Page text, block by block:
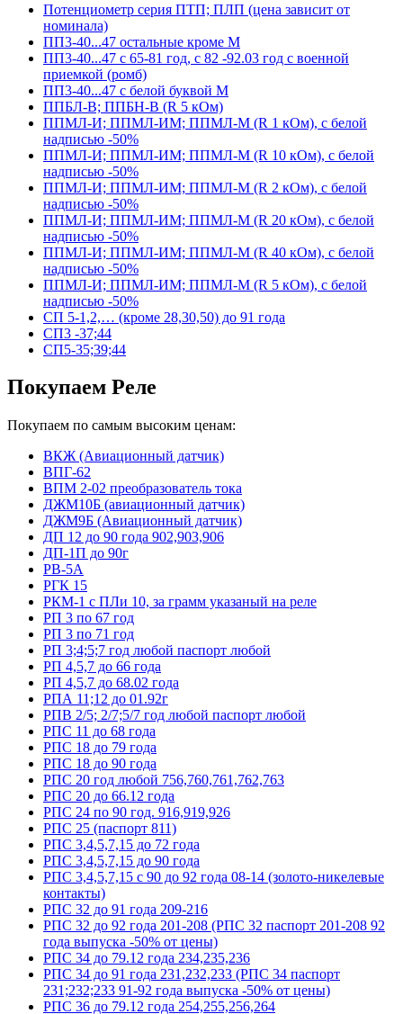
Потенциометр серия ПТП; ПЛП (цена зависит от
номинала)
ПП3-40...47 остальные кроме М
ПП3-40...47 с 65-81 год, с 82 -92.03 год с военной
приемкой (ромб)
ПП3-40...47 с белой буквой М
ППБЛ-В; ППБН-В (R 5 кОм)
ППМЛ-И; ППМЛ-ИМ; ППМЛ-М (R 1 кОм), с белой
надписью -50%
ППМЛ-И; ППМЛ-ИМ; ППМЛ-М (R 10 кОм), с белой
надписью -50%
ППМЛ-И; ППМЛ-ИМ; ППМЛ-М (R 2 кОм), с белой
надписью -50%
ППМЛ-И; ППМЛ-ИМ; ППМЛ-М (R 20 кОм), с белой
надписью -50%
ППМЛ-И; ППМЛ-ИМ; ППМЛ-М (R 40 кОм), с белой
надписью -50%
ППМЛ-И; ППМЛ-ИМ; ППМЛ-М (R 5 кОм), с белой
надписью -50%
СП 5-1,2,… (кроме 28,30,50) до 91 года
СП3 -37;44
СП5-35;39;44
Покупаем Реле
Покупаем по самым высоким ценам:
ВКЖ (Авиационный датчик)
ВПГ-62
ВПМ 2-02 преобразователь тока
ДЖМ10Б (авиационный датчик)
ДЖМ9Б (Авиационный датчик)
ДП 12 до 90 года 902,903,906
ДП-1П до 90г
РВ-5А
РГК 15
РКМ-1 с ПЛи 10, за грамм указаный на реле
РП 3 по 67 год
РП 3 по 71 год
РП 3;4;5;7 год любой паспорт любой
РП 4,5,7 до 66 года
РП 4,5,7 до 68.02 года
РПА 11;12 до 01.92г
РПВ 2/5; 2/7;5/7 год любой паспорт любой
РПС 11 до 68 года
РПС 18 до 79 года
РПС 18 до 90 года
РПС 20 год любой 756,760,761,762,763
РПС 20 до 66.12 года
РПС 24 по 90 год. 916,919,926
РПС 25 (паспорт 811)
РПС 3,4,5,7,15 до 72 года
РПС 3,4,5,7,15 до 90 года
РПС 3,4,5,7,15 с 90 до 92 года 08-14 (золото-никелевые
контакты)
РПС 32 до 91 года 209-216
РПС 32 до 92 года 201-208 (РПС 32 паспорт 201-208 92
года выпуска -50% от цены)
РПС 34 до 79.12 года 234,235,236
РПС 34 до 91 года 231,232,233 (РПС 34 паспорт
231;232;233 91-92 года выпуска -50% от цены)
РПС 36 до 79.12 года 254,255,256,264